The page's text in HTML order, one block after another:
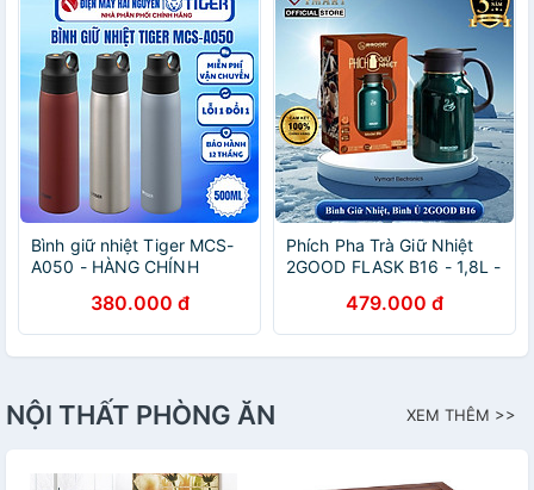
Bình giữ nhiệt Tiger MCS-
A050 - HÀNG CHÍNH
380.000 đ
Phích Pha Trà Giữ Nhiệt
2GOOD FLASK B16 - 1,8L -
479.000 đ
NỘI THẤT PHÒNG ĂN XEM THÊM >>